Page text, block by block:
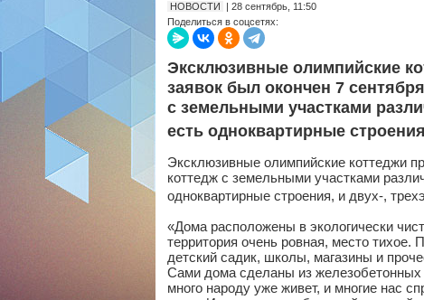
НОВОСТИ
| 28 сентябрь, 11:50
Поделиться в соцсетях:
Эксклюзивные олимпийские
заявок был окончен 7
с земельными участками
есть одноквартирные
Эксклюзивные олимпийские коттеджи
коттедж с земельными участками
одноквартирные строения, и двух-,
«Дома расположены в экологически
территория очень ровная, место
детский садик, школы, магазины и
Сами дома сделаны из железобетонных
много народу уже живет, и многие нас